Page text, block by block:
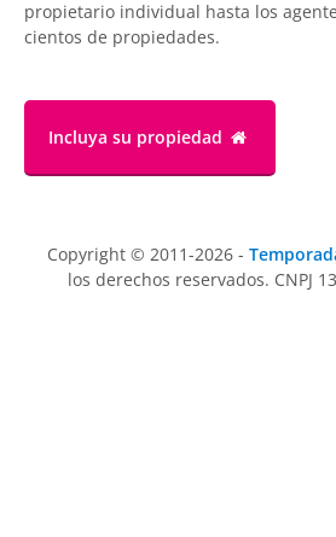
propietario individual hasta los
cientos de propiedades.
Incluya su propiedad
Copyright © 2011-2026 -
los derechos reservados. CNPJ